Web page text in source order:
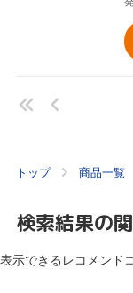
トップ 商品一覧
検索結果の
表示できるレコメンド